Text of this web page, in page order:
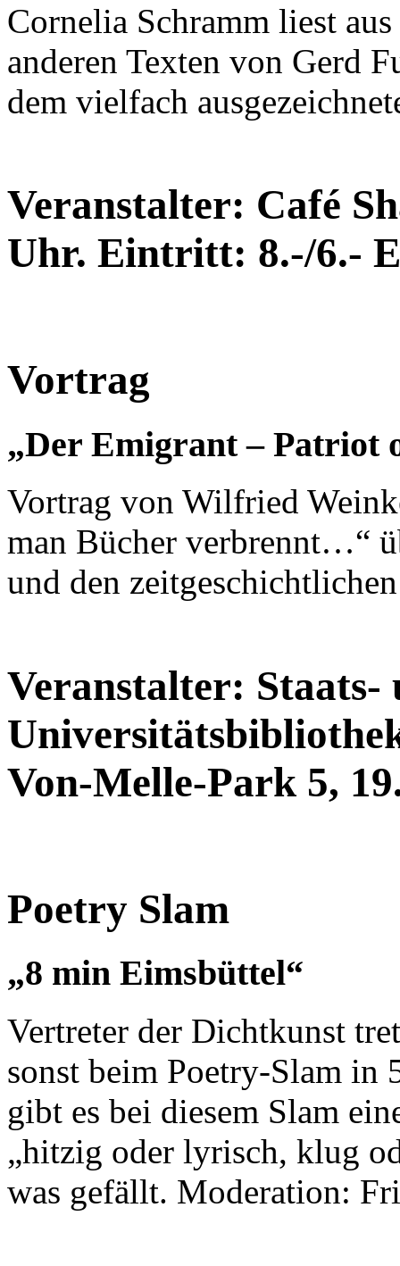
Cornelia Schramm liest
anderen Texten von Gerd
dem vielfach
Veranstalter: Café
Uhr. Eintritt: 8.-/6.-
Vortrag
„Der Emigrant – Patriot
Vortrag von Wilfried
man Bücher verbrennt…“
und den
Veranstalter: Staats-
Von-Melle-Park 5,
Poetry Slam
„8 min Eimsbüttel“
Vertreter der Dichtkunst
sonst beim Poetry-Slam in
gibt es bei diesem Slam
„hitzig oder lyrisch, klug
was gefällt. Moderation: